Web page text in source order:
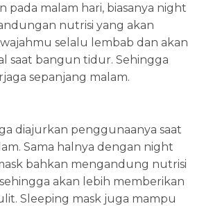
pada malam hari, biasanya night
nutrisi yang akan
selalu lembab dan akan
saat bangun tidur. Sehingga
sepanjang malam.
diajurkan penggunaanya saat
Sama halnya dengan night
bahkan mengandung nutrisi
akan lebih memberikan
Sleeping mask juga mampu